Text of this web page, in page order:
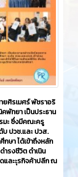
ยศิรเมศร์ พัชราอริ
พัทยา เป็นประธาน
มะ ซึ่งมีคณะครู
บ ปวช.และ ปวส.
กษา ได้เข้าถึงหลัก
ำรงชีวิต ดำเนิน
และะุรกิจค้าปลีก ณ